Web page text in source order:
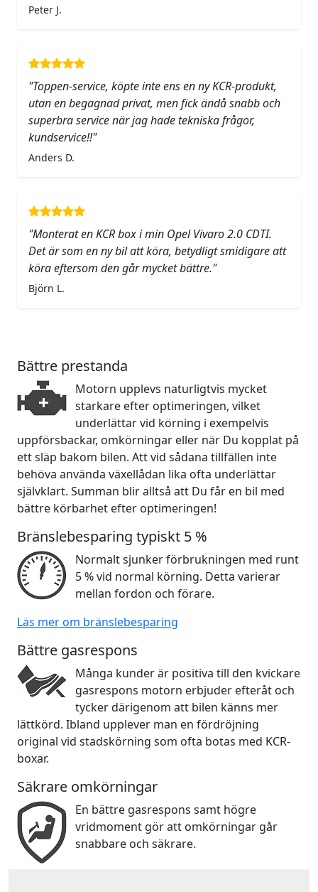
Peter J.
"Toppen-service, köpte inte ens en ny KCR-produkt,
utan en begagnad privat, men fick ändå snabb och
superbra service när jag hade tekniska frågor,
kundservice!!"
Anders D.
"Monterat en KCR box i min Opel Vivaro 2.0 CDTI.
Det är som en ny bil att köra, betydligt smidigare att
köra eftersom den går mycket bättre."
Björn L.
Bättre prestanda
Motorn upplevs naturligtvis mycket
starkare efter optimeringen, vilket
underlättar vid körning i exempelvis
uppförsbackar, omkörningar eller när Du kopplat på
ett släp bakom bilen. Att vid sådana tillfällen inte
behöva använda växellådan lika ofta underlättar
självklart. Summan blir alltså att Du får en bil med
bättre körbarhet efter optimeringen!
Bränslebesparing typiskt 5 %
Normalt sjunker förbrukningen med runt
5 % vid normal körning. Detta varierar
mellan fordon och förare.
Läs mer om bränslebesparing
Bättre gasrespons
Många kunder är positiva till den kvickare
gasrespons motorn erbjuder efteråt och
tycker därigenom att bilen känns mer
lättkörd. Ibland upplever man en fördröjning
original vid stadskörning som ofta botas med KCR-
boxar.
Säkrare omkörningar
En bättre gasrespons samt högre
vridmoment gör att omkörningar går
snabbare och säkrare.